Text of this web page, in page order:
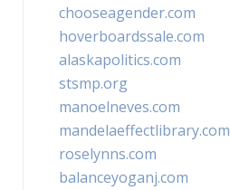
chooseagender.com
hoverboardssale.com
alaskapolitics.com
stsmp.org
manoelneves.com
mandelaeffectlibrary.com
roselynns.com
balanceyoganj.com